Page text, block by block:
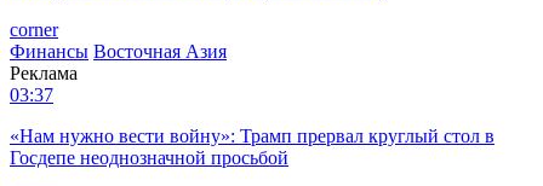
corner
Финансы Восточная Азия
Реклама
03:37
«Нам нужно вести войну»: Трамп прервал круглый стол в
Госдепе неоднозначной просьбой